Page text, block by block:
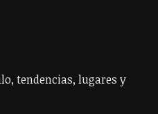
tendencias, lugares y